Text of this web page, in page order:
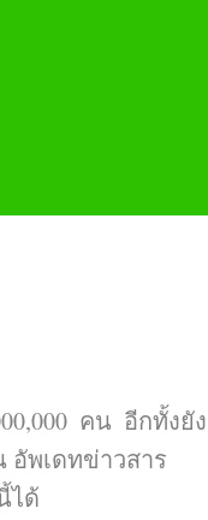
คน อีกทั้งยัง
อัพเดทข่าวสาร
ได้